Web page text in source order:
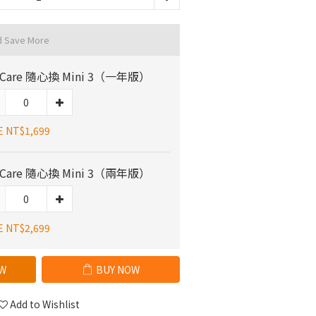
Save More
隨心換 Mini 3（一年版）
NT$1,699
隨心換 Mini 3（兩年版）
NT$2,699
BUY NOW
Add to Wishlist